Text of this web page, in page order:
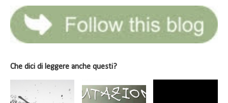
Che dici di leggere anche questi?